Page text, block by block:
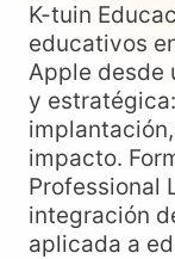
K-tuin
educativos
Apple desde
y
impacto.
Professional
integración
aplicada a